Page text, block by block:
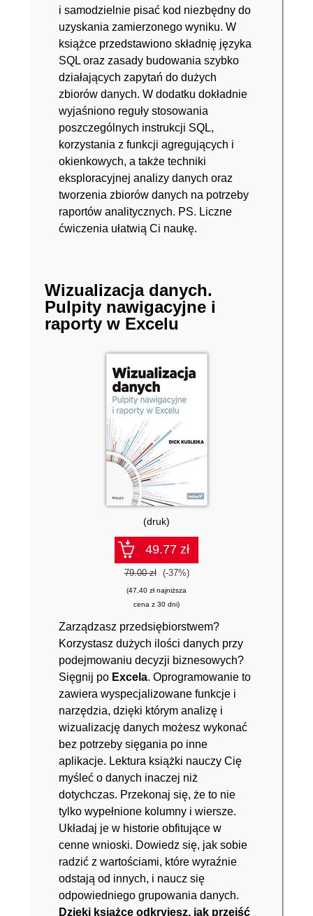
i samodzielnie pisać kod niezbędny do
uzyskania zamierzonego wyniku. W
książce przedstawiono składnię języka
SQL oraz zasady budowania szybko
działających zapytań do dużych
zbiorów danych. W dodatku dokładnie
wyjaśniono reguły stosowania
poszczególnych instrukcji SQL,
korzystania z funkcji agregujących i
okienkowych, a także techniki
eksploracyjnej analizy danych oraz
tworzenia zbiorów danych na potrzeby
raportów analitycznych. PS. Liczne
ćwiczenia ułatwią Ci naukę.
Wizualizacja danych.
Pulpity nawigacyjne i
raporty w Excelu
(druk)
49.77 zł
79.00 zł (-37%)
(47,40 zł najniższa
cena z 30 dni)
Zarządzasz przedsiębiorstwem?
Korzystasz dużych ilości danych przy
podejmowaniu decyzji biznesowych?
Sięgnij po Excela. Oprogramowanie to
zawiera wyspecjalizowane funkcje i
narzędzia, dzięki którym analizę i
wizualizację danych możesz wykonać
bez potrzeby sięgania po inne
aplikacje. Lektura książki nauczy Cię
myśleć o danych inaczej niż
dotychczas. Przekonaj się, że to nie
tylko wypełnione kolumny i wiersze.
Układaj je w historie obfitujące w
cenne wnioski. Dowiedz się, jak sobie
radzić z wartościami, które wyraźnie
odstają od innych, i naucz się
odpowiedniego grupowania danych.
Dzięki książce odkryjesz, jak przejść